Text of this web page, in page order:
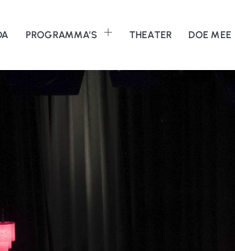
PROGRAMMA’S THEATER DOE MEE